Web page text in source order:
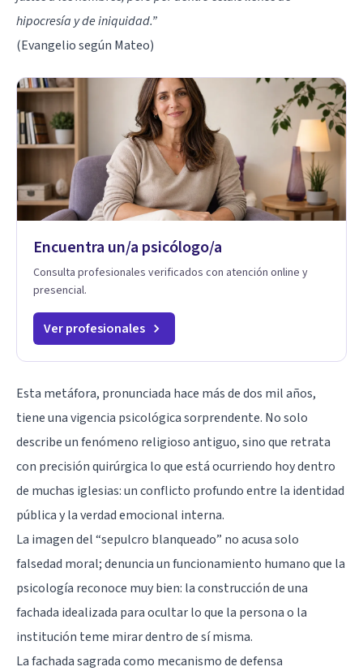
hipocresía y de iniquidad.”
(Evangelio según Mateo)
Encuentra un/a psicólogo/a
Consulta profesionales verificados con atención online y
presencial.
Ver profesionales
Esta metáfora, pronunciada hace más de dos mil años,
tiene una vigencia psicológica sorprendente. No solo
describe un fenómeno religioso antiguo, sino que retrata
con precisión quirúrgica lo que está ocurriendo hoy dentro
de muchas iglesias: un conflicto profundo entre la identidad
pública y la verdad emocional interna.
La imagen del “sepulcro blanqueado” no acusa solo
falsedad moral; denuncia un funcionamiento humano que la
psicología reconoce muy bien: la construcción de una
fachada idealizada para ocultar lo que la persona o la
institución teme mirar dentro de sí misma.
La fachada sagrada como mecanismo de defensa